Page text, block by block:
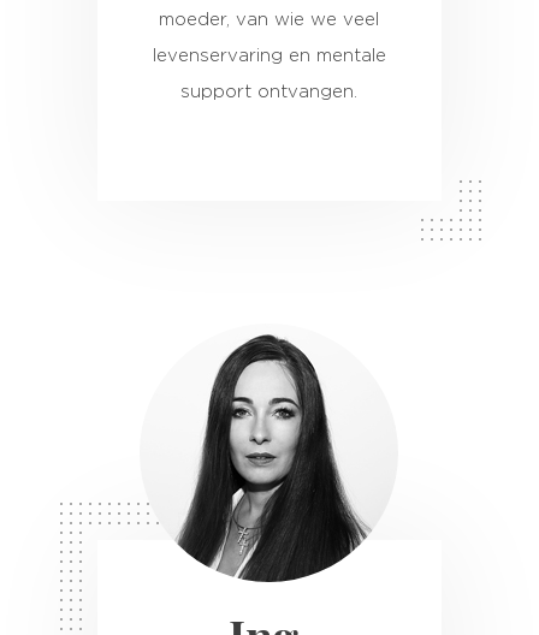
moeder, van wie we veel
levenservaring en mentale
support ontvangen.